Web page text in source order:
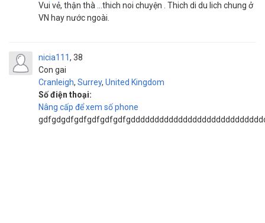
Vui vẻ, thận thà …thich noi chuyện . Thich di du lich chung ở
VN hay nước ngoài.
nicia111
Con gai
38
Cranleigh, Surrey, United Kingdom
Số điện thoại:
Nâng cấp để xem số phone